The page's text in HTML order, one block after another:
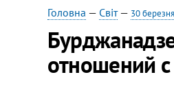
Головна — Світ— 30
отношений